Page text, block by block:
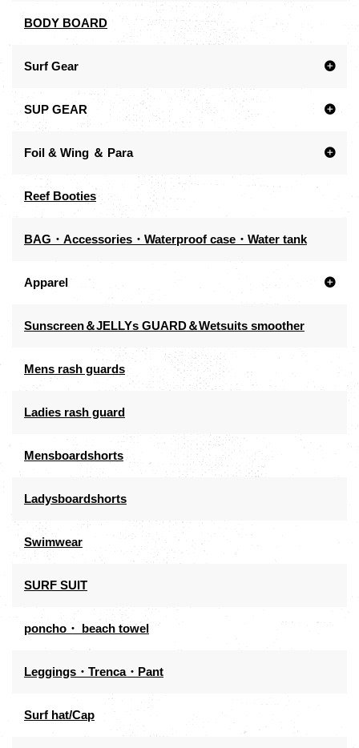
BODY BOARD
Surf Gear
SUP GEAR
Foil & Wing ＆ Para
Reef Booties
BAG・Accessories・Waterproof case・Water tank
Apparel
Sunscreen＆JELLYs GUARD＆Wetsuits smoother
Mens rash guards
Ladies rash guard
Mensboardshorts
Ladysboardshorts
Swimwear
SURF SUIT
poncho・ beach towel
Leggings・Trenca・Pant
Surf hat/Cap